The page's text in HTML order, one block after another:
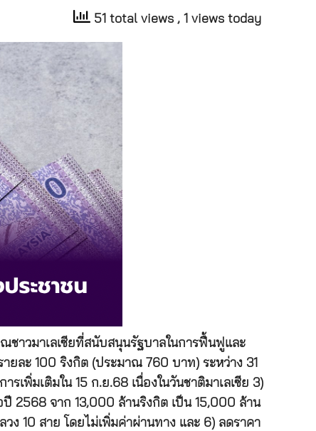
51 total views , 1 views today
ชาวมาเลเซียที่สนับสนุนรัฐบาลในการฟื้นฟูและ
ยละ 100 ริงกิต (ประมาณ 760 บาท) ระหว่าง 31
เพิ่มเติมใน 15 ก.ย.68 เนื่องในวันชาติมาเลเซีย 3)
2568 จาก 13,000 ล้านริงกิต เป็น 15,000 ล้าน
ง 10 สาย โดยไม่เพิ่มค่าผ่านทาง และ 6) ลดราคา